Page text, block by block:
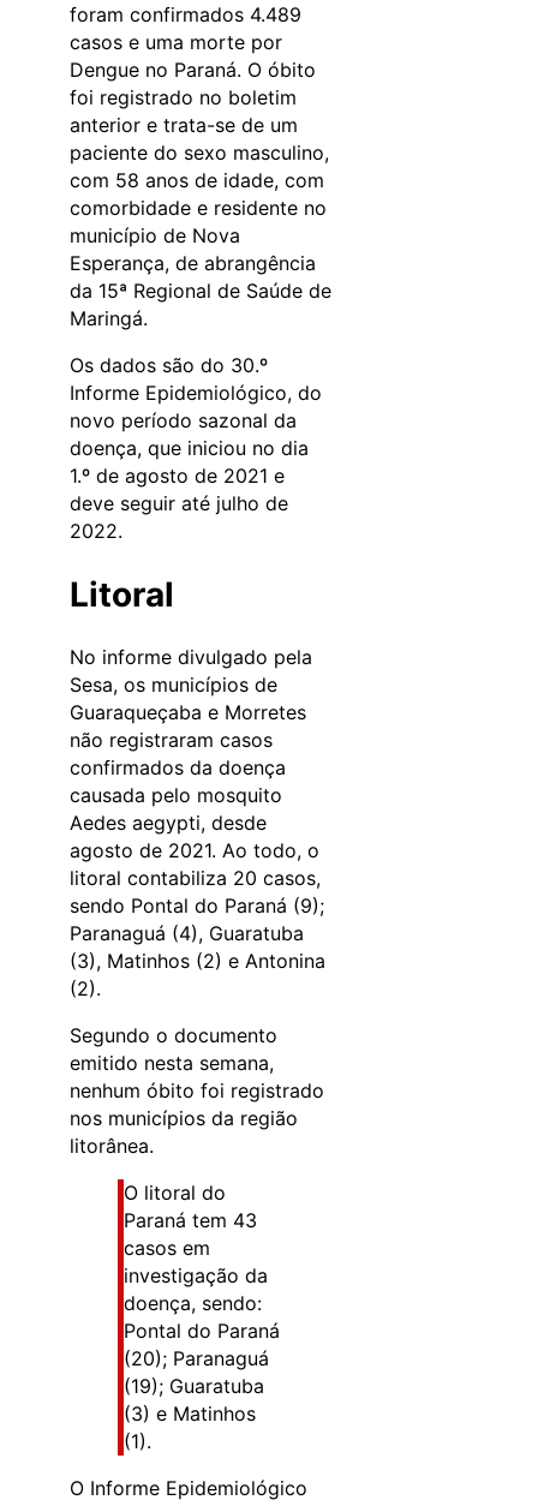
foram confirmados 4.489
casos e uma morte por
Dengue no Paraná. O óbito
foi registrado no boletim
anterior e trata-se de um
paciente do sexo masculino,
com 58 anos de idade, com
comorbidade e residente no
município de Nova
Esperança, de abrangência
da 15ª Regional de Saúde de
Maringá.
Os dados são do 30.º
Informe Epidemiológico, do
novo período sazonal da
doença, que iniciou no dia
1.º de agosto de 2021 e
deve seguir até julho de
2022.
Litoral
No informe divulgado pela
Sesa, os municípios de
Guaraqueçaba e Morretes
não registraram casos
confirmados da doença
causada pelo mosquito
Aedes aegypti, desde
agosto de 2021. Ao todo, o
litoral contabiliza 20 casos,
sendo Pontal do Paraná (9);
Paranaguá (4), Guaratuba
(3), Matinhos (2) e Antonina
(2).
Segundo o documento
emitido nesta semana,
nenhum óbito foi registrado
nos municípios da região
litorânea.
O litoral do
Paraná tem 43
casos em
investigação da
doença, sendo:
Pontal do Paraná
(20); Paranaguá
(19); Guaratuba
(3) e Matinhos
(1).
O Informe Epidemiológico